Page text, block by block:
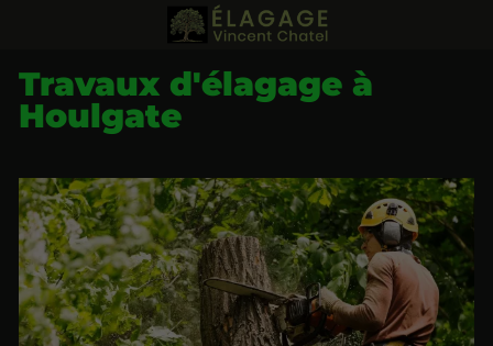
Travaux d'élagage à
Houlgate